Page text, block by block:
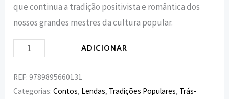
que continua a tradição positivista e romântica dos
nossos grandes mestres da cultura popular.
ADICIONAR
REF:9789895660131
Categorias:Contos, Lendas, Tradições Populares, Trás-